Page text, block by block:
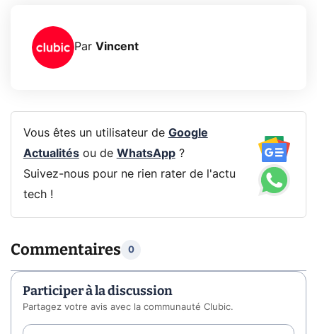
Par Vincent
Vous êtes un utilisateur de Google
Actualitésou de WhatsApp?
Suivez-nous pour ne rien rater de l'actu
tech !
Commentaires 0
Participer à la discussion
Partagez votre avis avec la communauté Clubic.